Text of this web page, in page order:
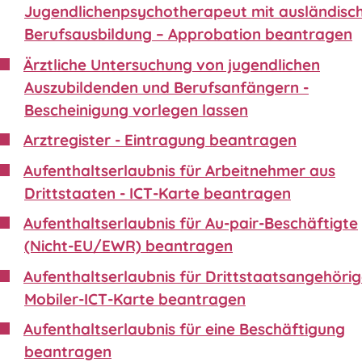
Jugendlichenpsychotherapeut mit
Berufsausbildung – Approbation beantragen
Ärztliche Untersuchung von jugendlichen
Auszubildenden und Berufsanfängern -
Bescheinigung vorlegen lassen
Arztregister - Eintragung beantragen
Aufenthaltserlaubnis für Arbeitnehmer aus
Drittstaaten - ICT-Karte beantragen
Aufenthaltserlaubnis für Au-pair-Beschäftigte
(Nicht-EU/EWR) beantragen
Aufenthaltserlaubnis für
Mobiler-ICT-Karte beantragen
Aufenthaltserlaubnis für eine Beschäftigung
beantragen